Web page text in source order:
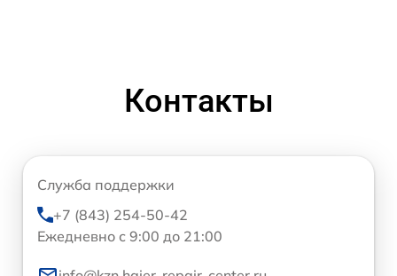
Контакты
Служба поддержки
+7 (843) 254-50-42
Ежедневно с 9:00 до 21:00